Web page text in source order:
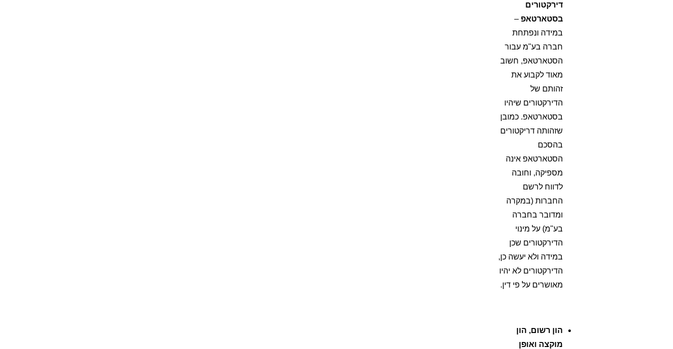
דירקטורים
בסטארטאפ –
במידה ונפתחת
חברה בע"מ עבור
הסטארטאפ, חשוב
מאוד לקבוע את
זהותם של
הדירקטורים שיהיו
בסטארטאפ. כמובן
שזהותה דריקטורים
בהסכם
הסטארטאפ אינה
מספיקה, וחובה
לדווח לרשם
החברות (במקרה
ומדובר בחברה
בע"מ) על מינוי
הדירקטורים שכן
במידה ולא יעשה כן,
הדירקטורים לא יהיו
מאושרים על פי דין.
הון רשום, הון
מוקצה ואופן